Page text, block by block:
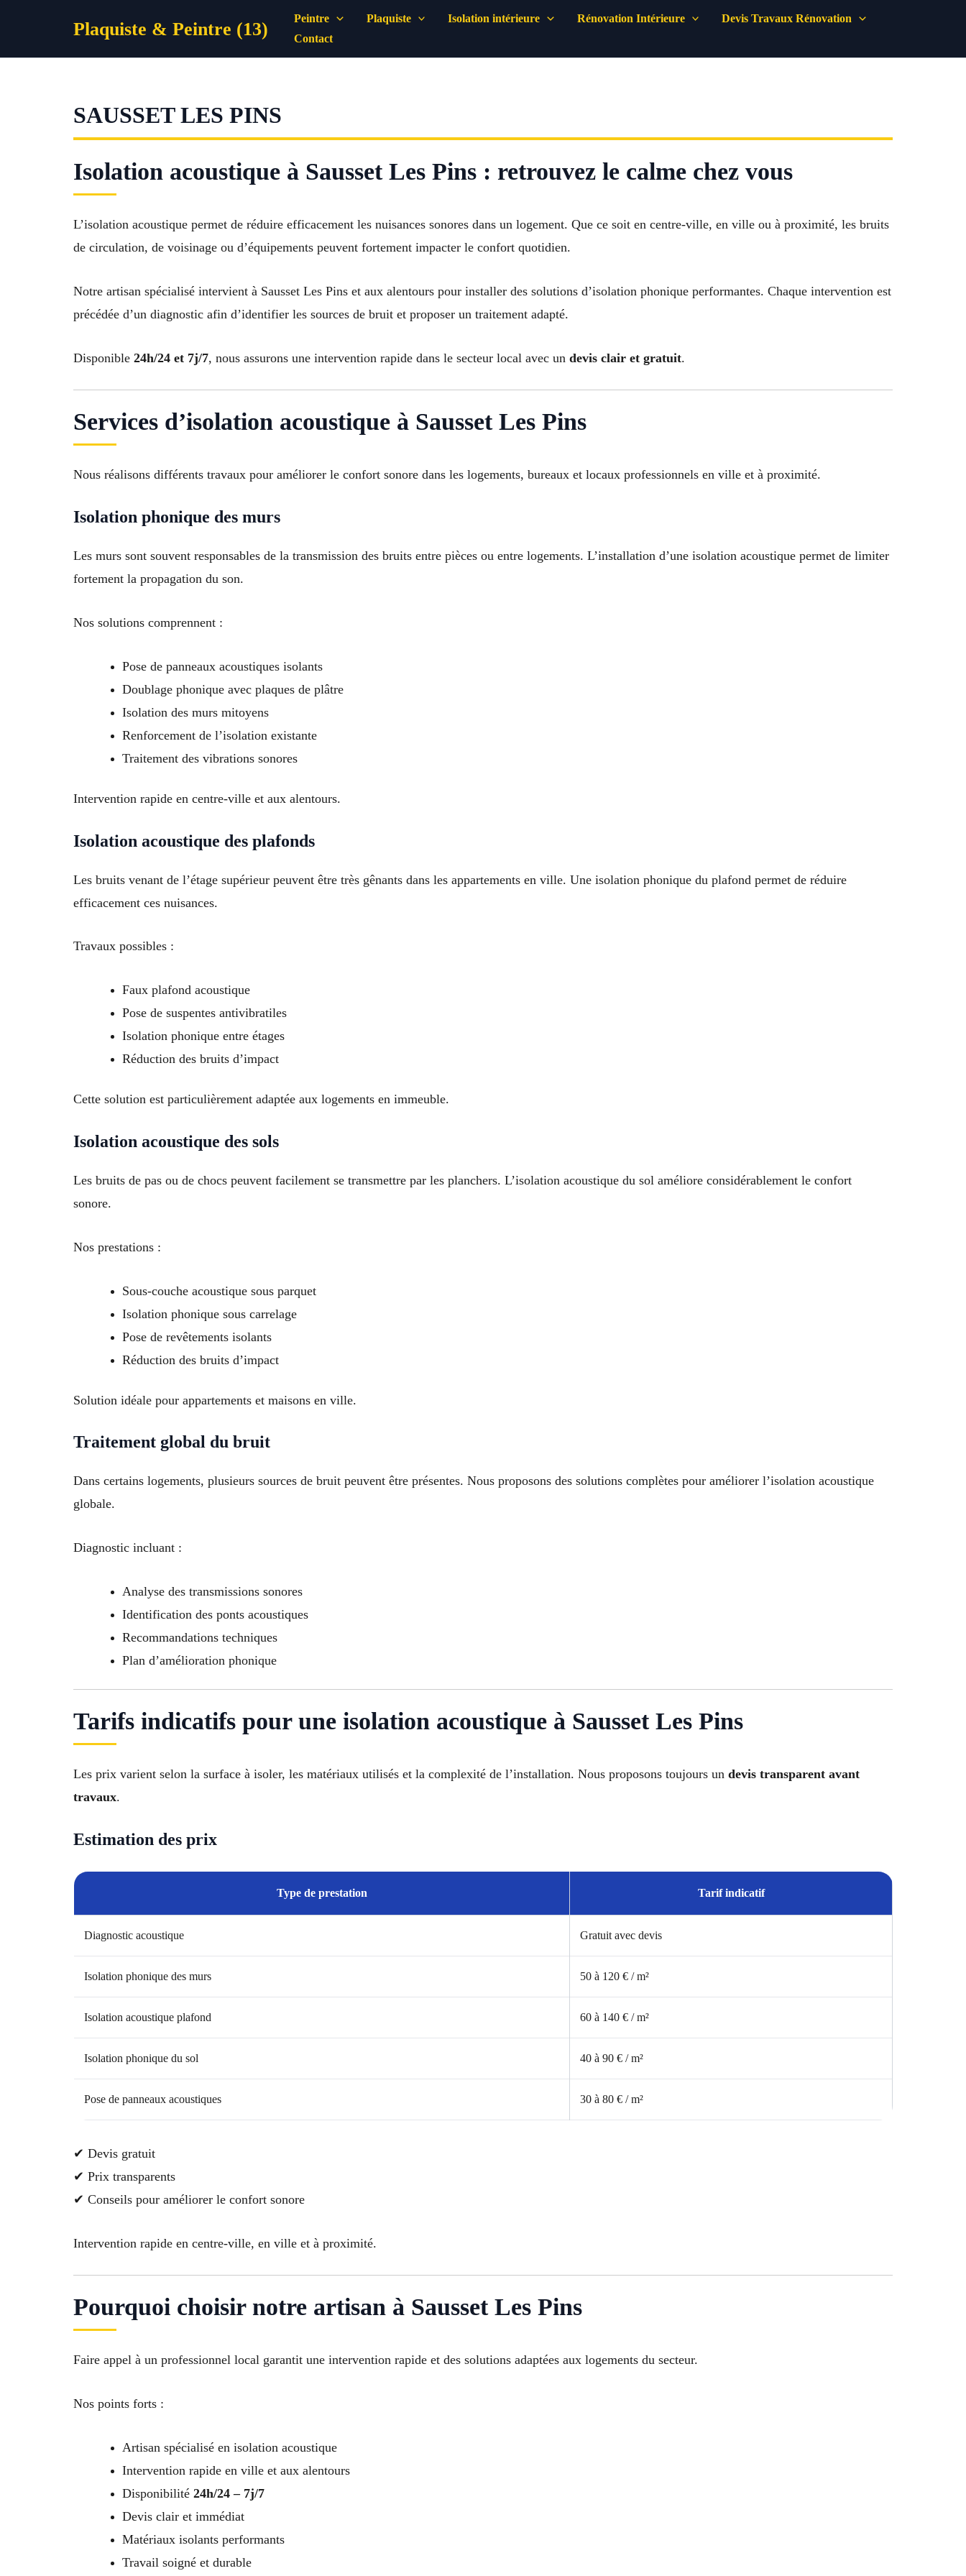
Plaquiste & Peintre (13) Peintre Plaquiste Isolation intérieure Rénovation Intérieure
Devis Travaux Rénovation
Contact
SAUSSET LES PINS
Isolation acoustique à Sausset Les Pins : retrouvez le calme chez vous
L’isolation acoustique permet de réduire efficacement les nuisances sonores dans un logement. Que ce soit en centre-ville, en ville ou à proximité, les bruits
de circulation, de voisinage ou d’équipements peuvent fortement impacter le confort quotidien.
Notre artisan spécialisé intervient à Sausset Les Pins et aux alentours pour installer des solutions d’isolation phonique performantes. Chaque intervention est
précédée d’un diagnostic afin d’identifier les sources de bruit et proposer un traitement adapté.
Disponible 24h/24 et 7j/7, nous assurons une intervention rapide dans le secteur local avec un devis clair et gratuit.
Services d’isolation acoustique à Sausset Les Pins
Nous réalisons différents travaux pour améliorer le confort sonore dans les logements, bureaux et locaux professionnels en ville et à proximité.
Isolation phonique des murs
Les murs sont souvent responsables de la transmission des bruits entre pièces ou entre logements. L’installation d’une isolation acoustique permet de limiter
fortement la propagation du son.
Nos solutions comprennent :
Pose de panneaux acoustiques isolants
Doublage phonique avec plaques de plâtre
Isolation des murs mitoyens
Renforcement de l’isolation existante
Traitement des vibrations sonores
Intervention rapide en centre-ville et aux alentours.
Isolation acoustique des plafonds
Les bruits venant de l’étage supérieur peuvent être très gênants dans les appartements en ville. Une isolation phonique du plafond permet de réduire
efficacement ces nuisances.
Travaux possibles :
Faux plafond acoustique
Pose de suspentes antivibratiles
Isolation phonique entre étages
Réduction des bruits d’impact
Cette solution est particulièrement adaptée aux logements en immeuble.
Isolation acoustique des sols
Les bruits de pas ou de chocs peuvent facilement se transmettre par les planchers. L’isolation acoustique du sol améliore considérablement le confort
sonore.
Nos prestations :
Sous-couche acoustique sous parquet
Isolation phonique sous carrelage
Pose de revêtements isolants
Réduction des bruits d’impact
Solution idéale pour appartements et maisons en ville.
Traitement global du bruit
Dans certains logements, plusieurs sources de bruit peuvent être présentes. Nous proposons des solutions complètes pour améliorer l’isolation acoustique
globale.
Diagnostic incluant :
Analyse des transmissions sonores
Identification des ponts acoustiques
Recommandations techniques
Plan d’amélioration phonique
Tarifs indicatifs pour une isolation acoustique à Sausset Les Pins
Les prix varient selon la surface à isoler, les matériaux utilisés et la complexité de l’installation. Nous proposons toujours un devis transparent avant
travaux.
Estimation des prix
Type de prestation Tarif indicatif
Diagnostic acoustique Gratuit avec devis
Isolation phonique des murs 50 à 120 € / m²
Isolation acoustique plafond 60 à 140 € / m²
Isolation phonique du sol 40 à 90 € / m²
Pose de panneaux acoustiques 30 à 80 € / m²
✔ Devis gratuit
✔ Prix transparents
✔ Conseils pour améliorer le confort sonore
Intervention rapide en centre-ville, en ville et à proximité.
Pourquoi choisir notre artisan à Sausset Les Pins
Faire appel à un professionnel local garantit une intervention rapide et des solutions adaptées aux logements du secteur.
Nos points forts :
Artisan spécialisé en isolation acoustique
Intervention rapide en ville et aux alentours
Disponibilité 24h/24 – 7j/7
Devis clair et immédiat
Matériaux isolants performants
Travail soigné et durable